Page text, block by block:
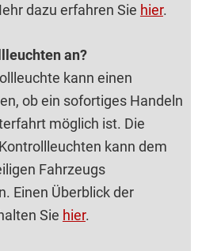
dazu erfahren Sie hier.
an?
kann einen
ob ein sofortiges Handeln
möglich ist. Die
kann dem
Fahrzeugs
Einen Überblick der
Sie hier.